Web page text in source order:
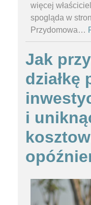
więcej
spogląda w
Przydomowa…
Jak
działkę
i